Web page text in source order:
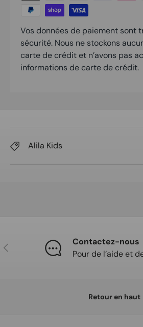
Vos données de paiement sont
sécurité. Nous ne stockons
carte de crédit et n’avons pas
informations de carte de crédit.
Alila Kids
Précédent
Contactez-nous
Pour de l’aide et
Retour en haut